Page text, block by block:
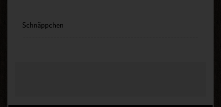
Schnäppchen